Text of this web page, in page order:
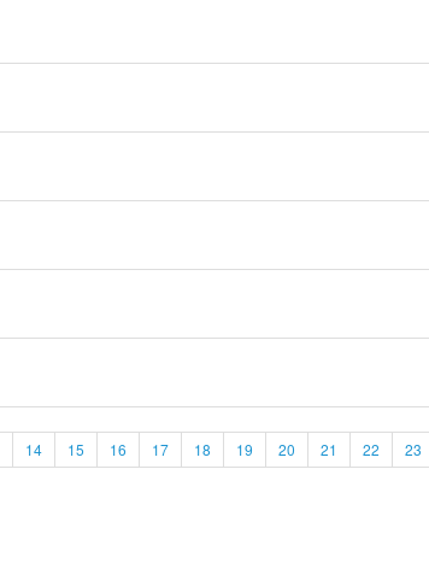
14 15 16 17 18 19 20 21 22 23